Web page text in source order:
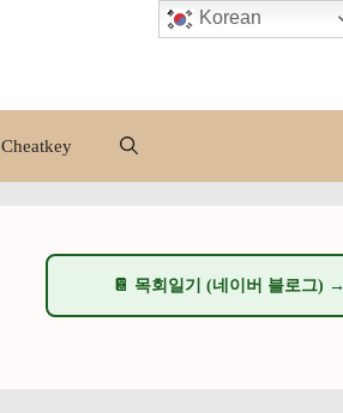
Cheatkey
📔 목회일기 (네이버 블로그) →
Korean